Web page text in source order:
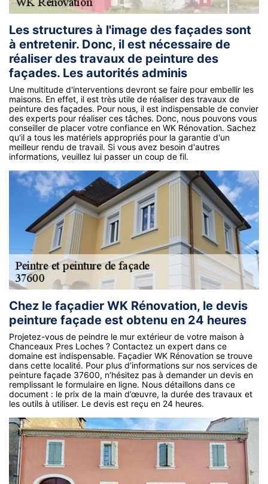
Les structures à l'image des façades sont
à entretenir. Donc, il est nécessaire de
réaliser des travaux de peinture des
façades. Les autorités adminis
Une multitude d'interventions devront se faire pour embellir les
maisons. En effet, il est très utile de réaliser des travaux de
peinture des façades. Pour nous, il est indispensable de convier
des experts pour réaliser ces tâches. Donc, nous pouvons vous
conseiller de placer votre confiance en WK Rénovation. Sachez
qu'il a tous les matériels appropriés pour la garantie d'un
meilleur rendu de travail. Si vous avez besoin d'autres
informations, veuillez lui passer un coup de fil.
Chez le façadier WK Rénovation, le devis
peinture façade est obtenu en 24 heures
Projetez-vous de peindre le mur extérieur de votre maison à
Chanceaux Pres Loches ? Contactez un expert dans ce
domaine est indispensable. Façadier WK Rénovation se trouve
dans cette localité. Pour plus d’informations sur nos services de
peinture façade 37600, n’hésitez pas à demander un devis en
remplissant le formulaire en ligne. Nous détaillons dans ce
document : le prix de la main d’œuvre, la durée des travaux et
les outils à utiliser. Le devis est reçu en 24 heures.